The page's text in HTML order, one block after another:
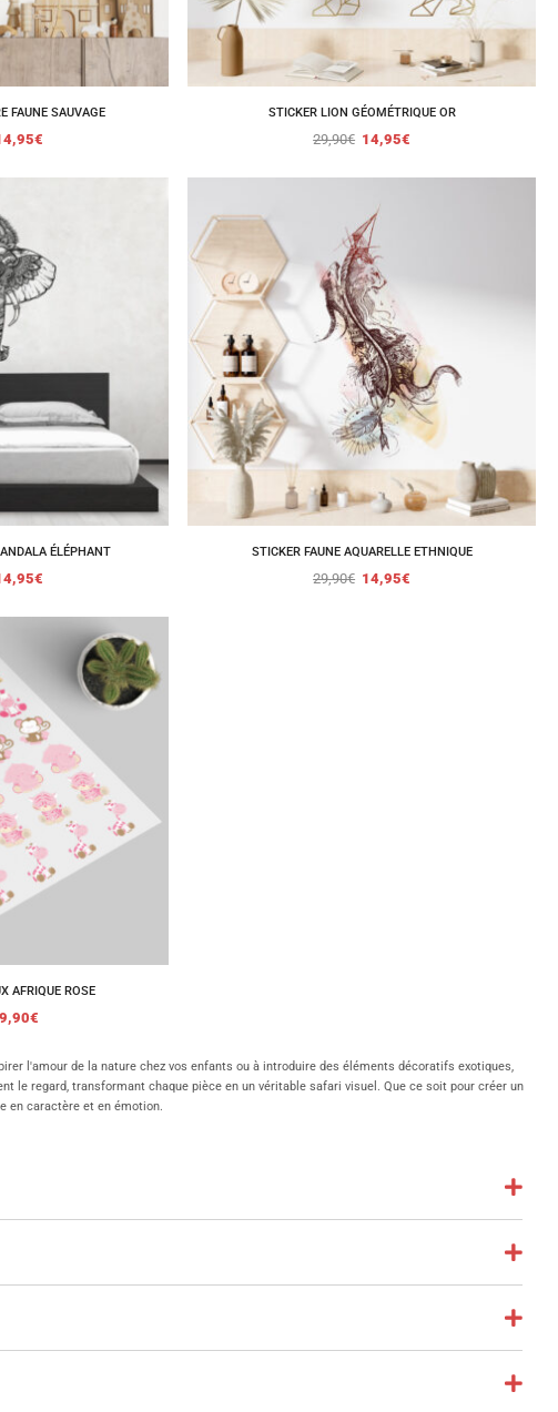
FAUNE SAUVAGE
€
STICKER LION GÉOMÉTRIQUE OR
29,90€ 14,95€
ÉLÉPHANT
€
STICKER FAUNE AQUARELLE ETHNIQUE
29,90€ 14,95€
AFRIQUE ROSE
9,90€
l'amour de la nature chez vos enfants ou à introduire des éléments décoratifs exotiques,
regard, transformant chaque pièce en un véritable safari visuel. Que ce soit pour créer un
en caractère et en émotion.